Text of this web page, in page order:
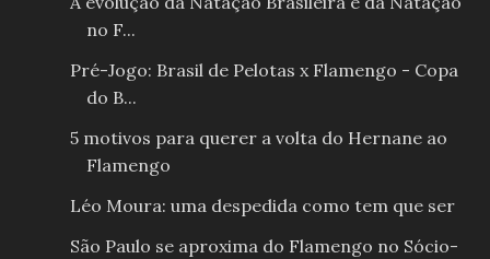
no F...
Pré-Jogo: Brasil de Pelotas x Flamengo - Copa
do B...
5 motivos para querer a volta do Hernane ao
Flamengo
Léo Moura: uma despedida como tem que ser
São Paulo se aproxima do Flamengo no Sócio-